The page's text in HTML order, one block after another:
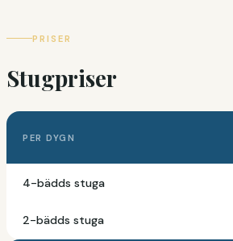
PRISER
Stugpriser
PER DYGN
4-bädds stuga
2-bädds stuga